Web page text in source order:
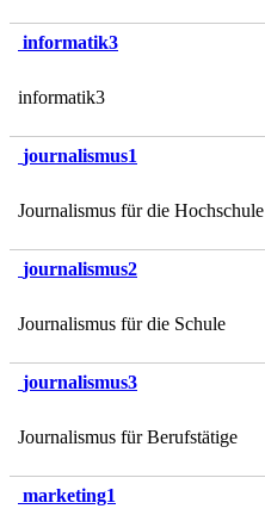
informatik3
informatik3
journalismus1
Journalismus für die Hochschule
journalismus2
Journalismus für die Schule
journalismus3
Journalismus für Berufstätige
marketing1